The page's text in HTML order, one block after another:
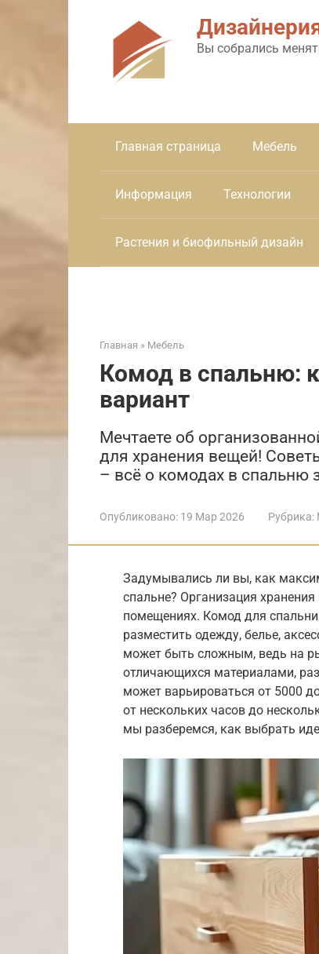
Вы собрались
Главная страница Мебель
Информация Технологии
Растения и биофильный дизайн
Главная » Мебель
Комод в спальню:
вариант
Мечтаете об
для хранения вещей!
– всё о комодах в спальню
Опубликовано: 19 Мар 2026 Рубрика:
Задумывались ли вы, как
спальне? Организация
помещениях. Комод для
разместить одежду, белье,
может быть сложным, ведь на
отличающихся материалами,
может варьироваться от 5000
от нескольких часов до
мы разберемся, как выбрать